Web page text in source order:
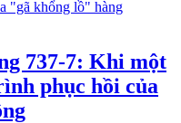
737-7: Khi một
phục hồi của